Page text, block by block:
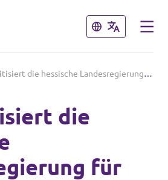
Schließen
Schließen
Volt kritisiert die hessische Landesregierung für die Abschaﬀung kostenloser Interrail-Tickets
die
für